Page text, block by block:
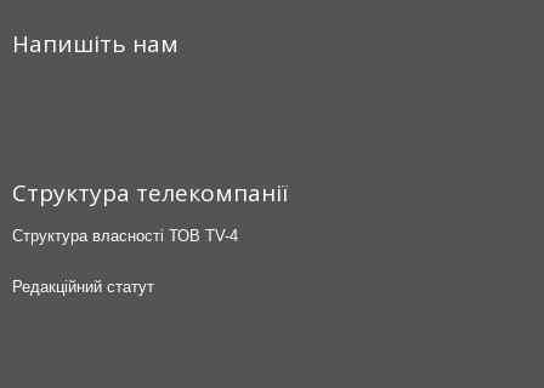
Напишіть нам
Структура телекомпанії
Структура власності ТОВ TV-4
Редакційний статут